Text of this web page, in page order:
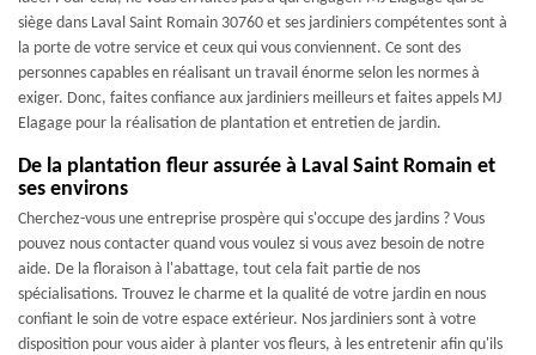
siège dans Laval Saint Romain 30760 et ses jardiniers compétentes sont à
la porte de votre service et ceux qui vous conviennent. Ce sont des
personnes capables en réalisant un travail énorme selon les normes à
exiger. Donc, faites confiance aux jardiniers meilleurs et faites appels MJ
Elagage pour la réalisation de plantation et entretien de jardin.
De la plantation fleur assurée à Laval Saint Romain et
ses environs
Cherchez-vous une entreprise prospère qui s'occupe des jardins ? Vous
pouvez nous contacter quand vous voulez si vous avez besoin de notre
aide. De la floraison à l'abattage, tout cela fait partie de nos
spécialisations. Trouvez le charme et la qualité de votre jardin en nous
confiant le soin de votre espace extérieur. Nos jardiniers sont à votre
disposition pour vous aider à planter vos fleurs, à les entretenir afin qu'ils